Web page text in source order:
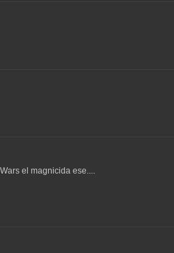
el magnicida ese....